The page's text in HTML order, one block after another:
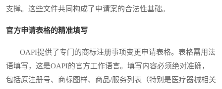
支撑。这些文件共同构成了申请案的合法性基础。
官方申请表格的精准填写
OAPI提供了专门的商标注册事项变更申请表格。表格需用法
语填写，这是OAPI的官方工作语言。填写内容必须绝对准确，
包括原注册号、商标图样、商品/服务列表（特别是医疗器械相关